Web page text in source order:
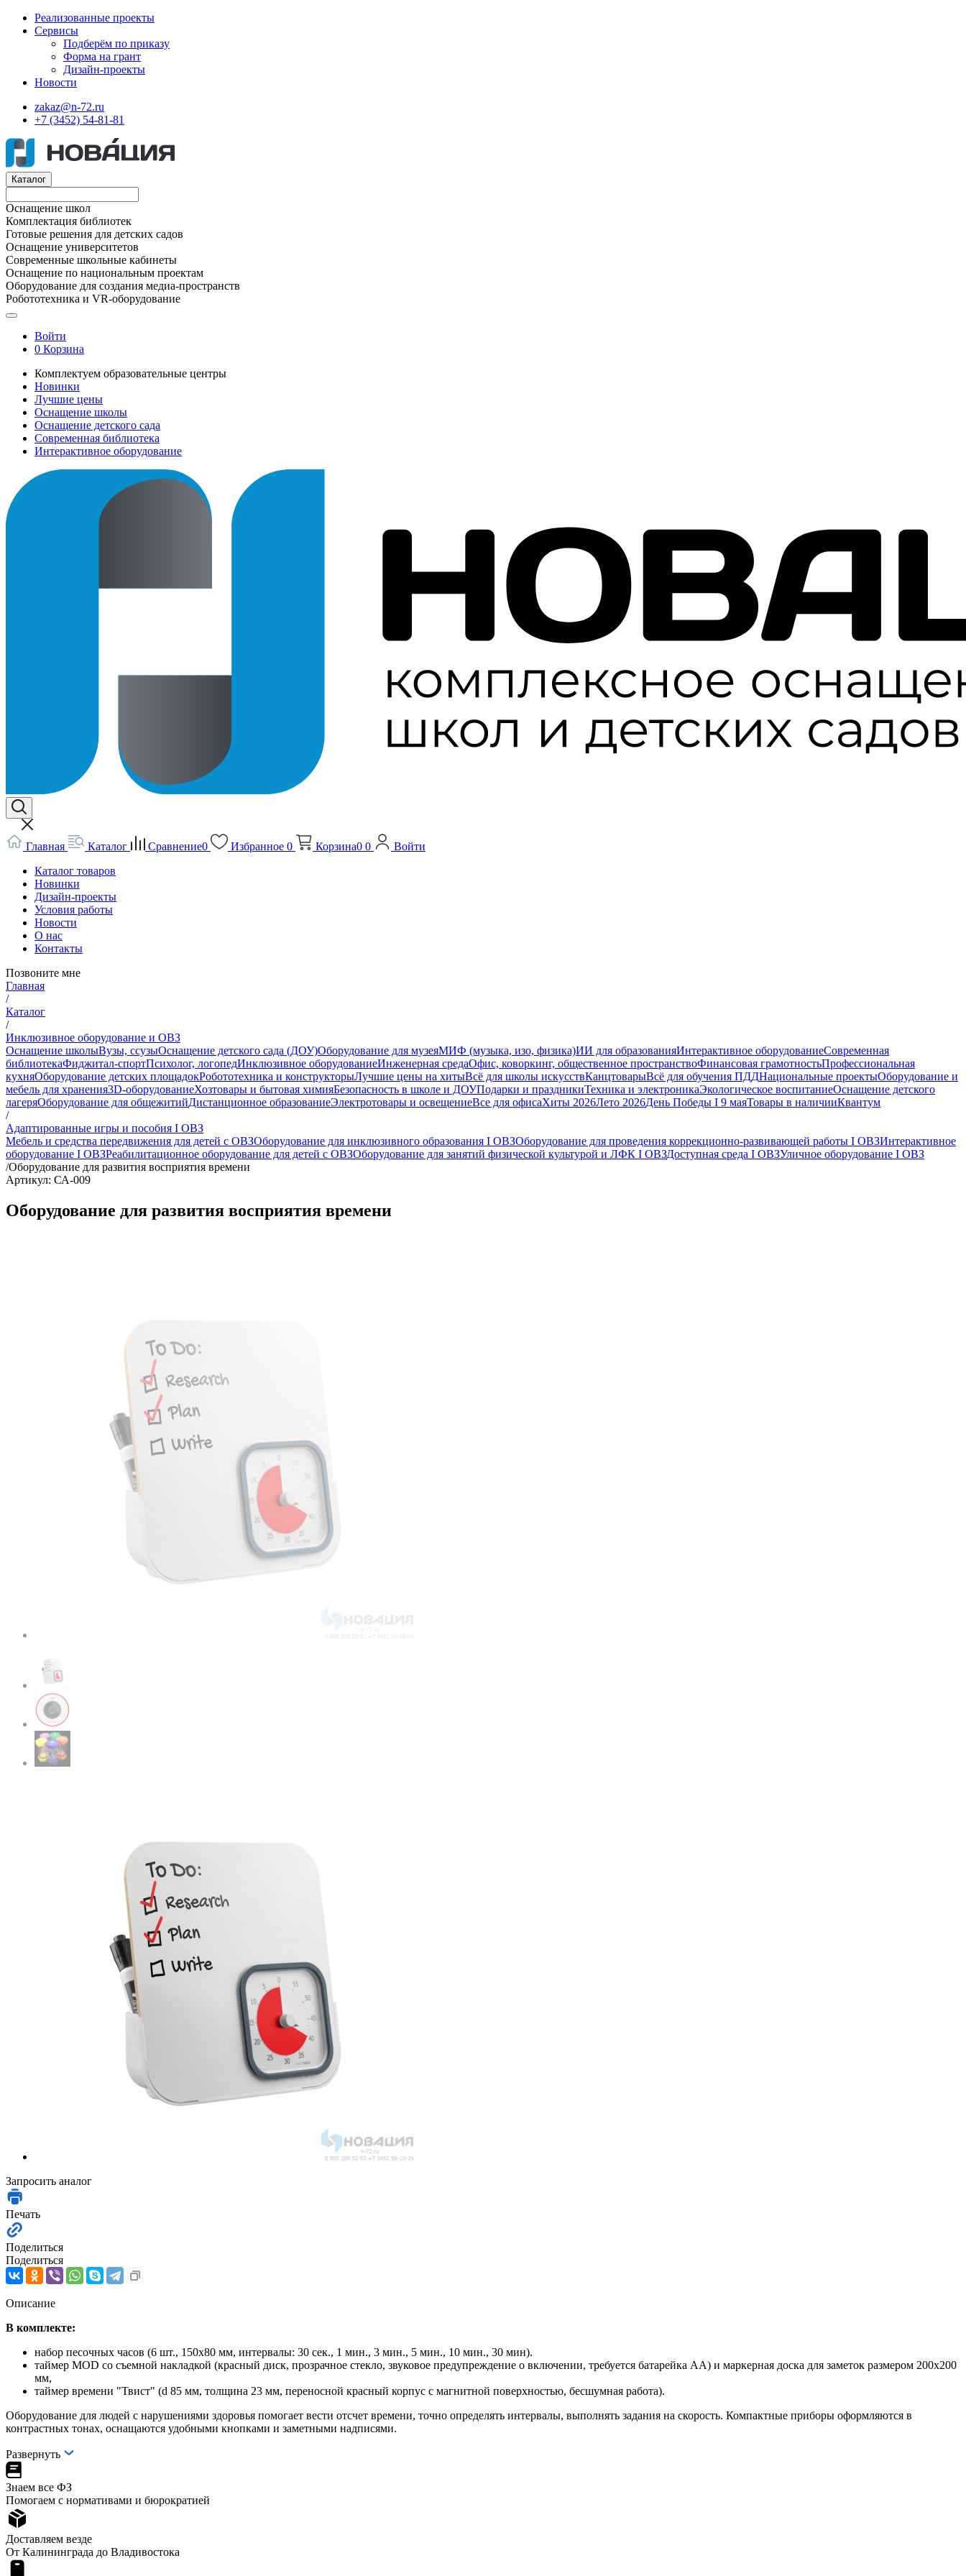
Реализованные проекты
Сервисы
Подберём по приказу
Форма на грант
Дизайн-проекты
Новости
zakaz@n-72.ru
+7 (3452) 54-81-81
Каталог
Оснащение школ
Комплектация библиотек
Готовые решения для детских садов
Оснащение университетов
Современные школьные кабинеты
Оснащение по национальным проектам
Оборудование для создания медиа-пространств
Робототехника и VR-оборудование
Войти
0 Корзина
Комплектуем образовательные центры
Новинки
Лучшие цены
Оснащение школы
Оснащение детского сада
Современная библиотека
Интерактивное оборудование
Главная Каталог Сравнение0 Избранное 0 Корзина0 0
Войти
Каталог товаров
Новинки
Дизайн-проекты
Условия работы
Новости
О нас
Контакты
Позвоните мне
Главная
/
Каталог
/
Инклюзивное оборудование и ОВЗ
Оснащение школыВузы, ссузыОснащение детского сада (ДОУ)Оборудование для музеяМИФ (музыка, изо, физика)ИИ для образованияИнтерактивное оборудованиеСовременная
библиотекаФиджитал-спортПсихолог, логопедИнклюзивное оборудованиеИнженерная средаОфис, коворкинг, общественное пространствоФинансовая грамотностьПрофессиональная
кухняОборудование детских площадокРобототехника и конструкторыЛучшие цены на хитыВсё для школы искусствКанцтоварыВсё для обучения ПДДНациональные проектыОборудование и
мебель для хранения3D-оборудованиеХозтовары и бытовая химияБезопасность в школе и ДОУПодарки и праздникиТехника и электроникаЭкологическое воспитаниеОснащение детского
лагеряОборудование для общежитийДистанционное образованиеЭлектротовары и освещениеВсе для офисаХиты 2026Лето 2026День Победы I 9 маяТовары в наличииКвантум
/
Адаптированные игры и пособия I ОВЗ
Мебель и средства передвижения для детей с ОВЗОборудование для инклюзивного образования I ОВЗОборудование для проведения коррекционно-развивающей работы I ОВЗИнтерактивное
оборудование I ОВЗРеабилитационное оборудование для детей с ОВЗОборудование для занятий физической культурой и ЛФК I ОВЗДоступная среда I ОВЗУличное оборудование I ОВЗ
/Оборудование для развития восприятия времени
Артикул: СА-009
Оборудование для развития восприятия времени
Запросить аналог
Печать
Поделиться
Поделиться
Описание
В комплекте:
набор песочных часов (6 шт., 150х80 мм, интервалы: 30 сек., 1 мин., 3 мин., 5 мин., 10 мин., 30 мин).
таймер MOD со съемной накладкой (красный диск, прозрачное стекло, звуковое предупреждение о включении, требуется батарейка АА) и маркерная доска для заметок размером 200х200
мм,
таймер времени "Твист" (d 85 мм, толщина 23 мм, переносной красный корпус с магнитной поверхностью, бесшумная работа).
Оборудование для людей с нарушениями здоровья помогает вести отсчет времени, точно определять интервалы, выполнять задания на скорость. Компактные приборы оформляются в
контрастных тонах, оснащаются удобными кнопками и заметными надписями.
Развернуть
Знаем все ФЗ
Помогаем с нормативами и бюрократией
Доставляем везде
От Калининграда до Владивостока